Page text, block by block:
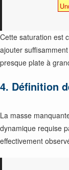
Cette saturation est
ajouter
presque plate à
4. Définition
La masse
dynamique requise
effectivement